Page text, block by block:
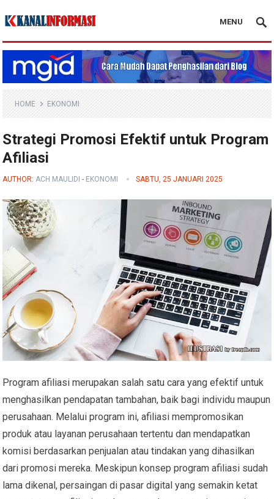
Blog Kanal Info
MENU
HOME EKONOMI
Strategi Promosi Efektif untuk Program
Afiliasi
AUTHOR:ACH MAULIDI - EKONOMI SABTU, 25 JANUARI 2025
Program afiliasi merupakan salah satu cara yang efektif untuk
menghasilkan pendapatan tambahan, baik bagi individu maupun
perusahaan. Melalui program ini, afiliasi mempromosikan
produk atau layanan perusahaan tertentu dan mendapatkan
komisi berdasarkan penjualan atau tindakan yang dihasilkan
dari promosi mereka. Meskipun konsep program afiliasi sudah
lama dikenal, persaingan di pasar digital yang semakin ketat